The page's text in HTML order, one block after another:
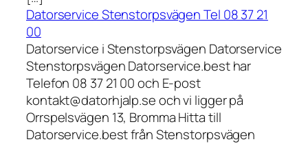
Datorservice Stenstorpsvägen Tel 08 37 21
00
Datorservice i Stenstorpsvägen Datorservice
Stenstorpsvägen Datorservice.best har
Telefon 08 37 21 00 och E-post
kontakt@datorhjalp.se och vi ligger på
Orrspelsvägen 13, Bromma Hitta till
Datorservice.best från Stenstorpsvägen